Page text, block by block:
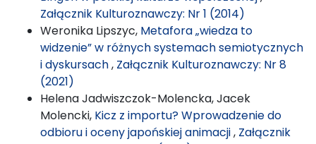
Załącznik Kulturoznawczy: Nr 1 (2014)
Weronika Lipszyc, Metafora „wiedza to
widzenie” w różnych systemach semiotycznych
i dyskursach, Załącznik Kulturoznawczy: Nr 8
(2021)
Helena Jadwiszczok-Molencka, Jacek
Molencki, Kicz z importu? Wprowadzenie do
odbioru i oceny japońskiej animacji, Załącznik